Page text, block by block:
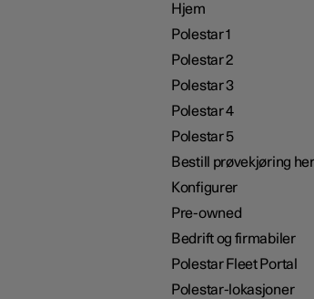
Hjem
Polestar 1
Polestar 2
Polestar 3
Polestar 4
Polestar 5
Bestill prøvekjøring her
Konfigurer
Pre-owned
Bedrift og firmabiler
Polestar Fleet Portal
Polestar-lokasjoner